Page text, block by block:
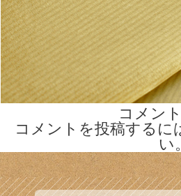
コメン
コメントを投稿するに
い。